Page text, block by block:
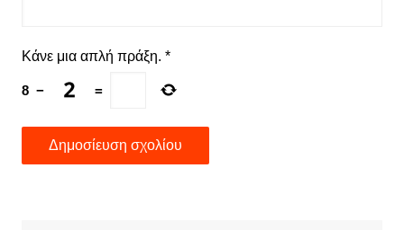
Κάνε μια απλή πράξη. *
8 − =